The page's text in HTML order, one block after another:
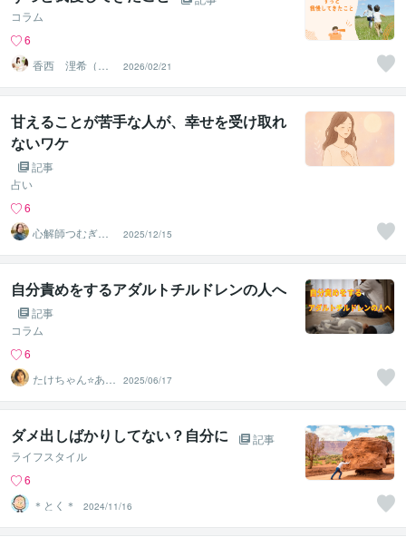
コラム
6
香西 浬希（こ
うざい りの）
カウンセラー
2026/02/21
甘えることが苦手な人が、幸せを受け取れ
ないワケ
記事
占い
6
心解師つむぎ｜
ヒーリング＆霊
感タロット
2025/12/15
自分責めをするアダルトチルドレンの人へ
記事
コラム
6
たけちゃん⭐あな
たの魅力を見つ
ける対話人
2025/06/17
ダメ出しばかりしてない？自分に
記事
ライフスタイル
6
＊とく＊
2024/11/16